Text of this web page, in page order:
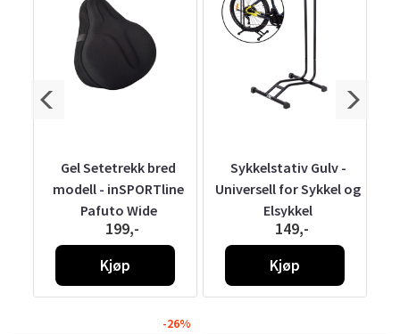
Gel Setetrekk bred
modell - inSPORTline
Pafuto Wide
199,-
Kjøp
Sykkelstativ Gulv -
Universell for Sykkel og
Elsykkel
149,-
Kjøp
-26%